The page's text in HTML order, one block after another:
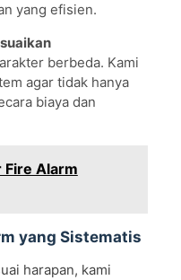
yang efisien.
berbeda. Kami
agar tidak hanya
biaya dan
Alarm
yang Sistematis
harapan, kami